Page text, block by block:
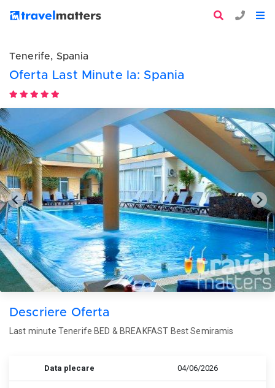
Tenerife, Spania
Oferta Last Minute la: Spania
Descriere Oferta
Last minute Tenerife BED & BREAKFAST Best Semiramis
Data plecare 04/06/2026